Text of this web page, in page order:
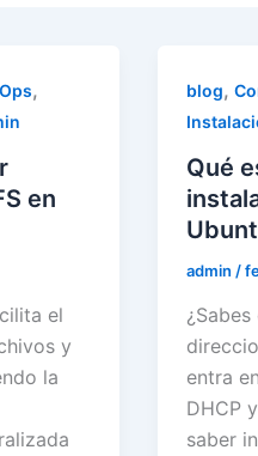
,
en
el
y
la
blog,
Qué
admin /
entra
DHCP
saber